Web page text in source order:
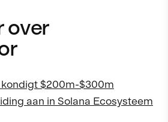
over
$200m-$300m
aan in Solana Ecosysteem